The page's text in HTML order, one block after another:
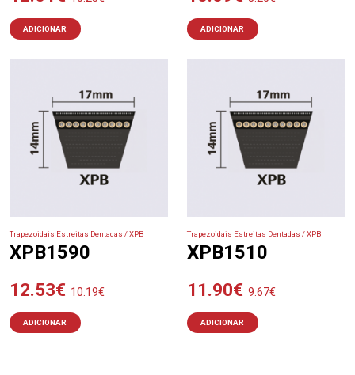
ADICIONAR ADICIONAR
Trapezoidais Estreitas Dentadas / XPB
XPB1590
12.53€ 10.19€
ADICIONAR
Trapezoidais Estreitas Dentadas / XPB
XPB1510
11.90€ 9.67€
ADICIONAR